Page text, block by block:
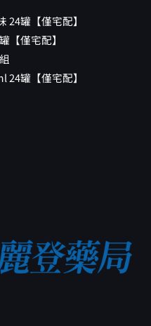
24罐【僅宅配】
【僅宅配】
24罐【僅宅配】